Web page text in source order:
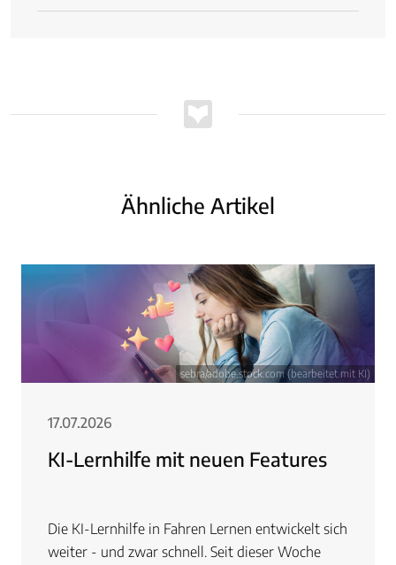
Ähnliche Artikel
sebra/adobe.stock.com (bearbeitet mit KI)
17.07.2026
KI-Lernhilfe mit neuen Features
Die KI-Lernhilfe in Fahren Lernen entwickelt sich
weiter - und zwar schnell. Seit dieser Woche